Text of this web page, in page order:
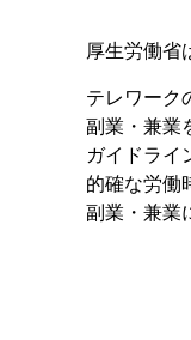
厚生労働省
テレワーク
副業・兼業
ガイドライ
的確な労働
副業・兼業